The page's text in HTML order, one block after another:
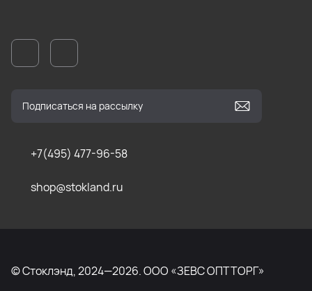
+7(495) 477-96-58
shop@stokland.ru
© Стоклэнд, 2024—2026. ООО «ЗЕВС ОПТТОРГ»